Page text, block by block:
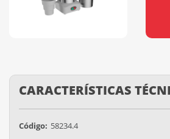
CARACTERÍSTICAS
Código: 58234.4